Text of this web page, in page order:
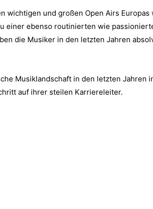
wichtigen und großen Open Airs
einer ebenso routinierten wie
die Musiker in den letzten Jahren
Musiklandschaft in den letzten
auf ihrer steilen Karriereleiter.